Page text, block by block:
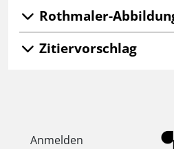
Rothmaler-
Zitiervorschlag
Anmelden